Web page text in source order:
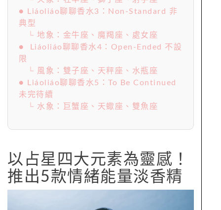
● Liáoliáo聊聊香水3：Non-Standard 非
典型
└ 地象：金牛座、魔羯座、處女座
● Liáoliáo聊聊香水4：Open-Ended 不設
限
└ 風象：雙子座、天秤座、水瓶座
● Liáoliáo聊聊香水5：To Be Continued
未完待續
└ 水象：巨蟹座、天蠍座、雙魚座
以占星四大元素為靈感！
推出5款情緒能量淡香精